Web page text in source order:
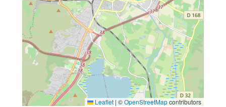
Leaflet | ©OpenStreetMapcontributors